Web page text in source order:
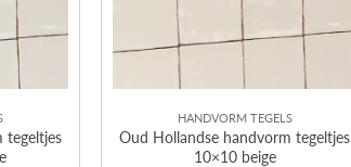
tegeltjes
HANDVORM TEGELS
Oud Hollandse handvorm tegeltjes
10×10 beige